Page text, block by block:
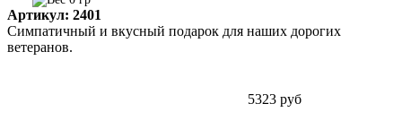
Артикул: 2401
Симпатичный и вкусный подарок для наших дорогих
ветеранов.
5323 руб